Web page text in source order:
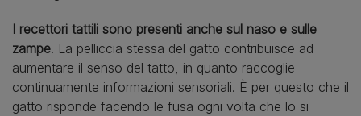
I recettori tattili sono presenti anche sul naso e sulle
zampe. La pelliccia stessa del gatto contribuisce ad
aumentare il senso del tatto, in quanto raccoglie
continuamente informazioni sensoriali. È per questo che il
gatto risponde facendo le fusa ogni volta che lo si